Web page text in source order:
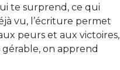
te surprend, ce qui
vu, l’écriture permet
peurs et aux victoires,
gérable, on apprend